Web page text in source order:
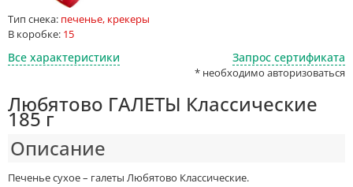
Тип снека: печенье, крекеры
В коробке: 15
Все характеристики Запрос сертификата
* необходимо авторизоваться
Любятово ГАЛЕТЫ Классические
185 г
Описание
Печенье сухое – галеты Любятово Классические.